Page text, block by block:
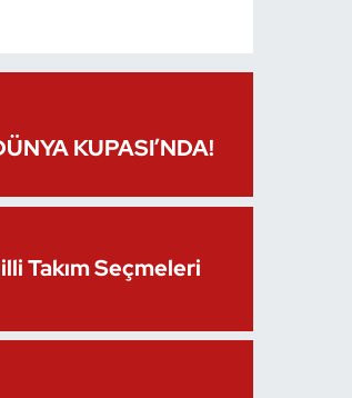
KUPASI’NDA!
Takım Seçmeleri